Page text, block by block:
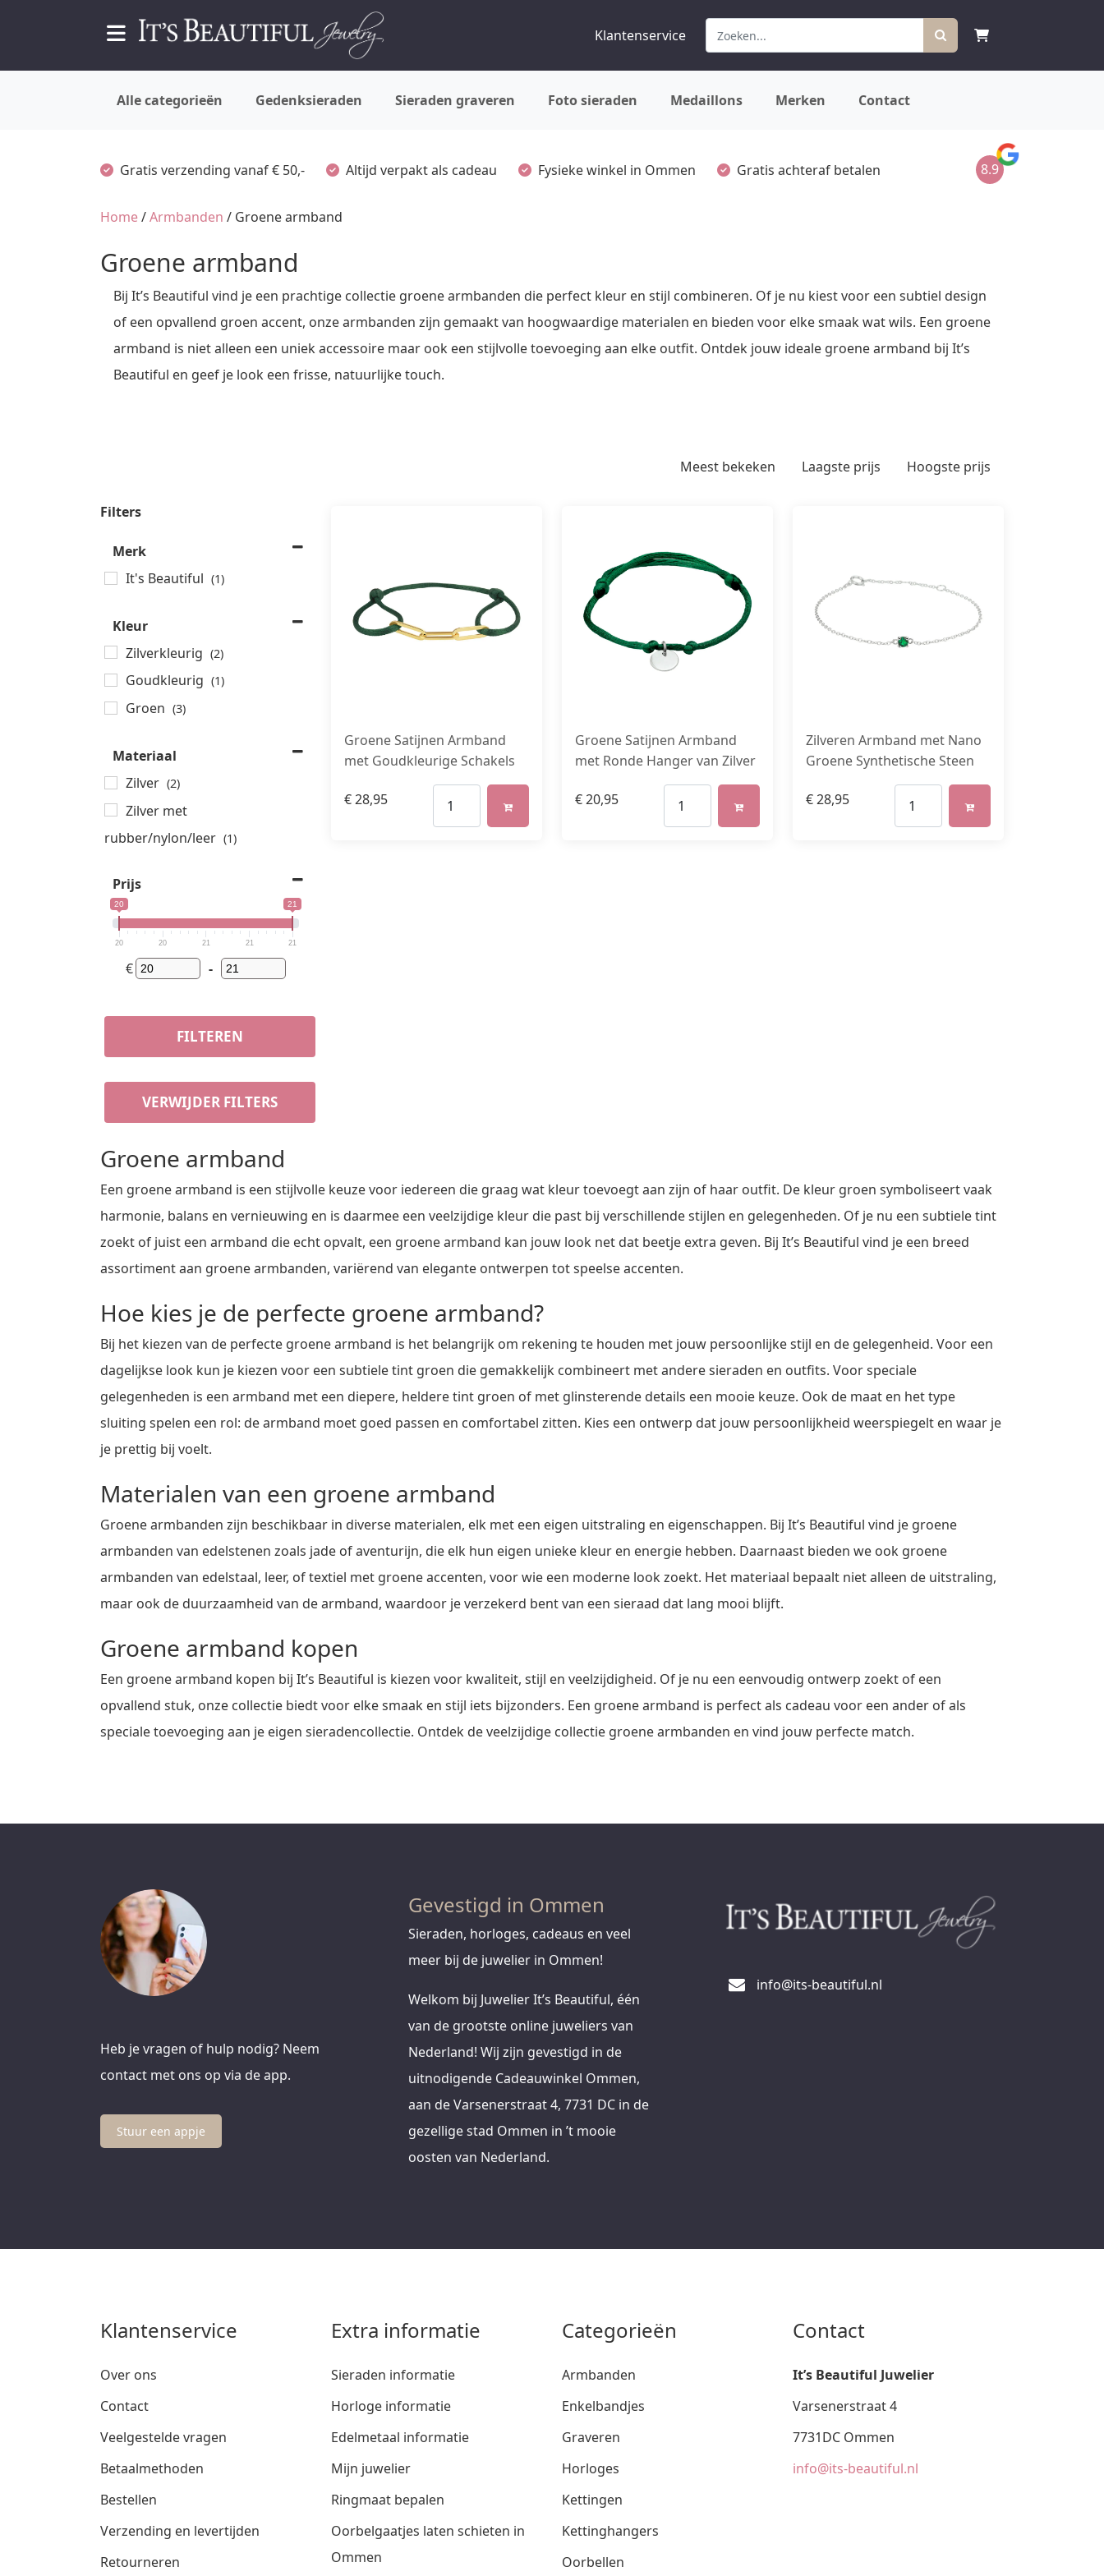
Klantenservice
Alle categorieën Gedenksieraden Sieraden graveren Foto sieraden Medaillons Merken Contact
Gratis verzending vanaf € 50,- Altijd verpakt als cadeau Fysieke winkel in Ommen Gratis achteraf betalen 8.9
Home/Armbanden / Groene armband
Groene armband
Bij It’s Beautiful vind je een prachtige collectie groene armbanden die perfect kleur en stijl combineren. Of je nu kiest voor een subtiel design
of een opvallend groen accent, onze armbanden zijn gemaakt van hoogwaardige materialen en bieden voor elke smaak wat wils. Een groene
armband is niet alleen een uniek accessoire maar ook een stijlvolle toevoeging aan elke outfit. Ontdek jouw ideale groene armband bij It’s
Beautiful en geef je look een frisse, natuurlijke touch.
Filters
Merk
It's Beautiful (1)
Kleur
Zilverkleurig (2)
Goudkleurig (1)
Groen (3)
Materiaal
Zilver (2)
Zilver met
rubber/nylon/leer (1)
Prijs
20 21
20 20 21 21 21
€ -
FILTEREN
VERWIJDER FILTERS
Meest bekeken Laagste prijs Hoogste prijs
Groene Satijnen Armband
met Goudkleurige Schakels
€28,95
Groene Satijnen Armband
met Ronde Hanger van Zilver
€20,95
Zilveren Armband met Nano
Groene Synthetische Steen
€28,95
Groene armband
Een groene armband is een stijlvolle keuze voor iedereen die graag wat kleur toevoegt aan zijn of haar outfit. De kleur groen symboliseert vaak
harmonie, balans en vernieuwing en is daarmee een veelzijdige kleur die past bij verschillende stijlen en gelegenheden. Of je nu een subtiele tint
zoekt of juist een armband die echt opvalt, een groene armband kan jouw look net dat beetje extra geven. Bij It’s Beautiful vind je een breed
assortiment aan groene armbanden, variërend van elegante ontwerpen tot speelse accenten.
Hoe kies je de perfecte groene armband?
Bij het kiezen van de perfecte groene armband is het belangrijk om rekening te houden met jouw persoonlijke stijl en de gelegenheid. Voor een
dagelijkse look kun je kiezen voor een subtiele tint groen die gemakkelijk combineert met andere sieraden en outfits. Voor speciale
gelegenheden is een armband met een diepere, heldere tint groen of met glinsterende details een mooie keuze. Ook de maat en het type
sluiting spelen een rol: de armband moet goed passen en comfortabel zitten. Kies een ontwerp dat jouw persoonlijkheid weerspiegelt en waar je
je prettig bij voelt.
Materialen van een groene armband
Groene armbanden zijn beschikbaar in diverse materialen, elk met een eigen uitstraling en eigenschappen. Bij It’s Beautiful vind je groene
armbanden van edelstenen zoals jade of aventurijn, die elk hun eigen unieke kleur en energie hebben. Daarnaast bieden we ook groene
armbanden van edelstaal, leer, of textiel met groene accenten, voor wie een moderne look zoekt. Het materiaal bepaalt niet alleen de uitstraling,
maar ook de duurzaamheid van de armband, waardoor je verzekerd bent van een sieraad dat lang mooi blijft.
Groene armband kopen
Een groene armband kopen bij It’s Beautiful is kiezen voor kwaliteit, stijl en veelzijdigheid. Of je nu een eenvoudig ontwerp zoekt of een
opvallend stuk, onze collectie biedt voor elke smaak en stijl iets bijzonders. Een groene armband is perfect als cadeau voor een ander of als
speciale toevoeging aan je eigen sieradencollectie. Ontdek de veelzijdige collectie groene armbanden en vind jouw perfecte match.
Heb je vragen of hulp nodig? Neem
contact met ons op via de app.
Stuur een appje
Gevestigd in Ommen
Sieraden, horloges, cadeaus en veel
meer bij de juwelier in Ommen!
Welkom bij Juwelier It’s Beautiful, één
van de grootste online juweliers van
Nederland! Wij zijn gevestigd in de
uitnodigende Cadeauwinkel Ommen,
aan de Varsenerstraat 4, 7731 DC in de
gezellige stad Ommen in ’t mooie
oosten van Nederland.
info@its-beautiful.nl
Klantenservice
Over ons
Contact
Veelgestelde vragen
Betaalmethoden
Bestellen
Verzending en levertijden
Retourneren
Extra informatie
Sieraden informatie
Horloge informatie
Edelmetaal informatie
Mijn juwelier
Ringmaat bepalen
Oorbelgaatjes laten schieten in
Ommen
Categorieën
Armbanden
Enkelbandjes
Graveren
Horloges
Kettingen
Kettinghangers
Oorbellen
Contact
It’s Beautiful Juwelier
Varsenerstraat 4
7731DC Ommen
info@its-beautiful.nl